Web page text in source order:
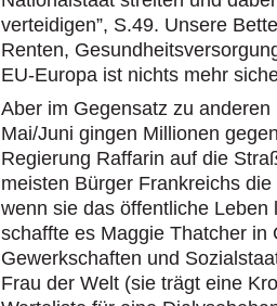
verteidigen”, S.49. Unsere
Renten,
EU-Europa ist nichts mehr
Aber im Gegensatz zu
Mai/Juni gingen Millionen
Regierung Raffarin auf die
meisten Bürger Frankreichs
wenn sie das öffentliche
schaffte es Maggie Thatcher
Gewerkschaften und
Frau der Welt (sie trägt eine